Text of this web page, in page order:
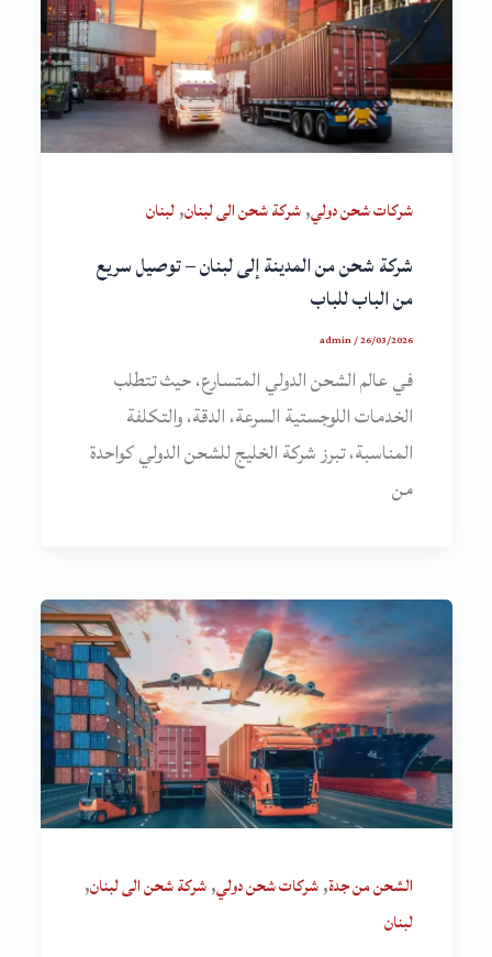
شركات شحن دولي,شركة شحن الى لبنان,لبنان
شركة شحن من المدينة إلى لبنان – توصيل سريع
من الباب للباب
admin/26/03/2026
في عالم الشحن الدولي المتسارع، حيث تتطلب
الخدمات اللوجستية السرعة، الدقة، والتكلفة
المناسبة، تبرز شركة الخليج للشحن الدولي كواحدة
من
الشحن من جدة,شركات شحن دولي,شركة شحن الى لبنان,
لبنان